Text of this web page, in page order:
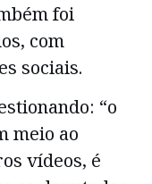
foi
com
sociais.
“o
meio ao
vídeos, é